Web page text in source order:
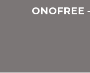
ONOFREE